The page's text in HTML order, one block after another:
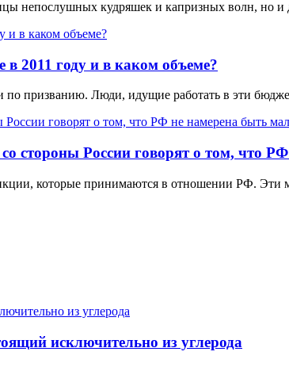
непослушных кудряшек и капризных волн, но
2011 году и в каком объеме?
по призванию. Люди, идущие работать в эти
стороны России говорят о том, что
которые принимаются в отношении РФ. Эти
исключительно из углерода